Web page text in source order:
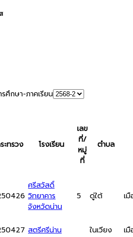
ศึกษา-ภาคเรียน
ะทรวง โรงเรียน
เลข
ที่/
หมู่
ที่
ตำบล
ศรีสวัสดิ์
วิทยาคาร
จังหวัดน่าน
5 ดู่ใต้ เ
สตรีศรีน่าน ในเวียง เ